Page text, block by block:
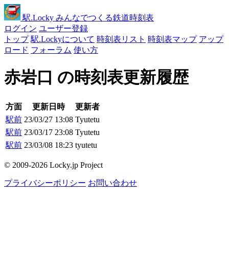
駅.Locky みんなでつくる鉄道時刻表
ログイン ユーザー登録
トップ 駅.Lockyについて 時刻表リスト 時刻表マップ アップ
ロード フォーラム 使い方
赤岩口 の時刻表更新履歴
方面 更新日時
更新者
駅前 23/03/27 13:08 Tyutetu
駅前 23/03/17 23:08 Tyutetu
駅前 23/03/08 18:23 tyutetu
© 2009-2026 Locky.jp Project
プライバシーポリシー お問い合わせ